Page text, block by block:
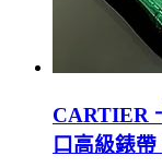
CARTIER
口高級錶帶